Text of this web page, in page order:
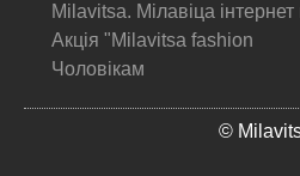
Milavitsa. Мілавіца
Акція "Milavitsa fashion
Чоловікам
©